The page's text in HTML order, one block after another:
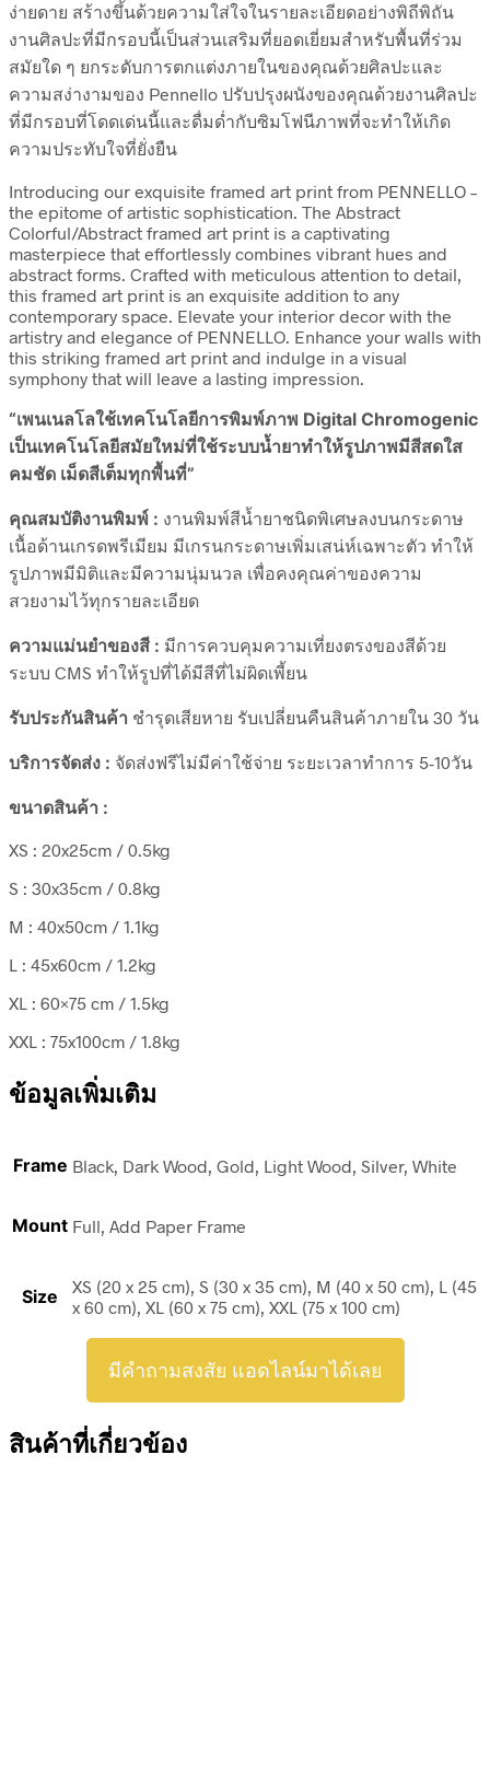
ง่ายดาย สร้างขึ้นด้วยความใส่ใจในรายละเอียดอย่างพิถีพิถัน
งานศิลปะที่มีกรอบนี้เป็นส่วนเสริมที่ยอดเยี่ยมสำหรับพื้นที่ร่วม
สมัยใด ๆ ยกระดับการตกแต่งภายในของคุณด้วยศิลปะและ
ความสง่างามของ Pennello ปรับปรุงผนังของคุณด้วยงานศิลปะ
ที่มีกรอบที่โดดเด่นนี้และดื่มด่ำกับซิมโฟนีภาพที่จะทำให้เกิด
ความประทับใจที่ยั่งยืน
Introducing our exquisite framed art print from PENNELLO –
the epitome of artistic sophistication. The Abstract
Colorful/Abstract framed art print is a captivating
masterpiece that effortlessly combines vibrant hues and
abstract forms. Crafted with meticulous attention to detail,
this framed art print is an exquisite addition to any
contemporary space. Elevate your interior decor with the
artistry and elegance of PENNELLO. Enhance your walls with
this striking framed art print and indulge in a visual
symphony that will leave a lasting impression.
“เพนเนลโลใช้เทคโนโลยีการพิมพ์ภาพ Digital Chromogenic
เป็นเทคโนโลยีสมัยใหม่ที่ใช้ระบบน้ำยาทำให้รูปภาพมีสีสดใส
คมชัด เม็ดสีเต็มทุกพื้นที่”
คุณสมบัติงานพิมพ์ : งานพิมพ์สีน้ำยาชนิดพิเศษลงบนกระดาษ
เนื้อด้านเกรดพรีเมียม มีเกรนกระดาษเพิ่มเสน่ห์เฉพาะตัว ทำให้
รูปภาพมีมิติและมีความนุ่มนวล เพื่อคงคุณค่าของความ
สวยงามไว้ทุกรายละเอียด
ความแม่นยำของสี : มีการควบคุมความเที่ยงตรงของสีด้วย
ระบบ CMS ทำให้รูปที่ได้มีสีที่ไม่ผิดเพี้ยน
รับประกันสินค้า ชำรุดเสียหาย รับเปลี่ยนคืนสินค้าภายใน 30 วัน
บริการจัดส่ง : จัดส่งฟรีไม่มีค่าใช้จ่าย ระยะเวลาทำการ 5-10วัน
ขนาดสินค้า :
XS : 20x25cm / 0.5kg
S : 30x35cm / 0.8kg
M : 40x50cm / 1.1kg
L : 45x60cm / 1.2kg
XL : 60×75 cm / 1.5kg
XXL : 75x100cm / 1.8kg
ข้อมูลเพิ่มเติม
Frame Black, Dark Wood, Gold, Light Wood, Silver, White
Mount Full, Add Paper Frame
Size
XS (20 x 25 cm), S (30 x 35 cm), M (40 x 50 cm), L (45
x 60 cm), XL (60 x 75 cm), XXL (75 x 100 cm)
มีคำถามสงสัย แอดไลน์มาได้เลย
สินค้าที่เกี่ยวข้อง